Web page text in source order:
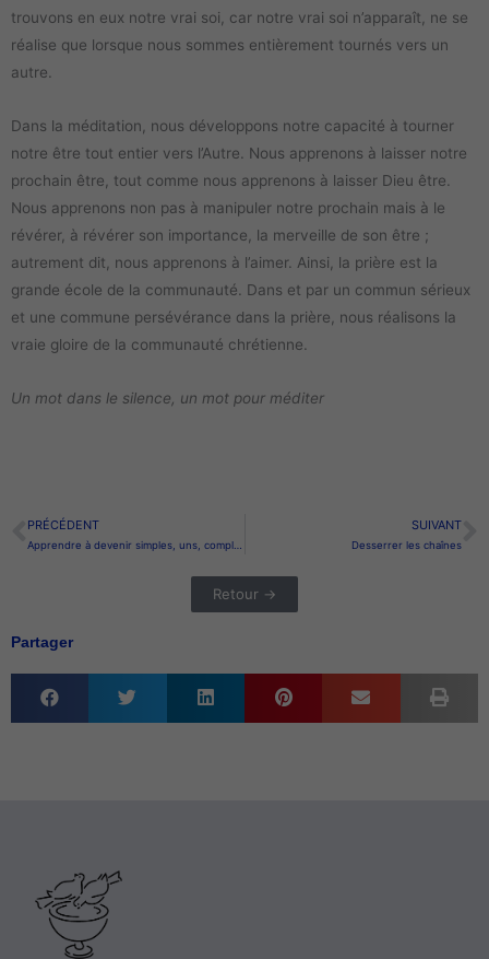
trouvons en eux notre vrai soi, car notre vrai soi n’apparaît, ne se
réalise que lorsque nous sommes entièrement tournés vers un
autre.
Dans la méditation, nous développons notre capacité à tourner
notre être tout entier vers l’Autre. Nous apprenons à laisser notre
prochain être, tout comme nous apprenons à laisser Dieu être.
Nous apprenons non pas à manipuler notre prochain mais à le
révérer, à révérer son importance, la merveille de son être ;
autrement dit, nous apprenons à l’aimer. Ainsi, la prière est la
grande école de la communauté. Dans et par un commun sérieux
et une commune persévérance dans la prière, nous réalisons la
vraie gloire de la communauté chrétienne.
Un mot dans le silence, un mot pour méditer
Précédent
PRÉCÉDENT SUIVANT
Desserrer les chaînes
Retour →
Partager